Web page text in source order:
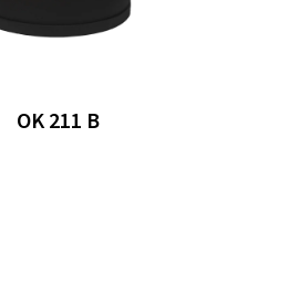
OK 211 B